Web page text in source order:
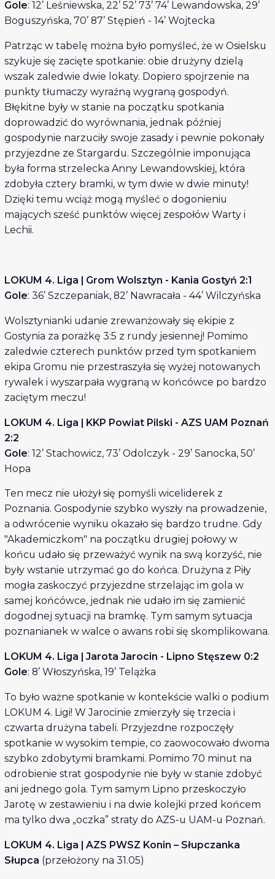
Gole: 12’ Leśniewska, 22’ 52’ 73’ 74’ Lewandowska, 29’
Boguszyńska, 70’ 87’ Stępień - 14’ Wojtecka
Patrząc w tabelę można było pomyśleć, że w Osielsku
szykuje się zacięte spotkanie: obie drużyny dzielą
wszak zaledwie dwie lokaty. Dopiero spojrzenie na
punkty tłumaczy wyraźną wygraną gospodyń.
Błękitne były w stanie na początku spotkania
doprowadzić do wyrównania, jednak później
gospodynie narzuciły swoje zasady i pewnie pokonały
przyjezdne ze Stargardu. Szczególnie imponująca
była forma strzelecka Anny Lewandowskiej, która
zdobyła cztery bramki, w tym dwie w dwie minuty!
Dzięki temu wciąż mogą myśleć o dogonieniu
mających sześć punktów więcej zespołów Warty i
Lechii.
LOKUM 4. Liga | Grom Wolsztyn - Kania Gostyń 2:1
Gole: 36’ Szczepaniak, 82’ Nawracała - 44’ Wilczyńska
Wolsztynianki udanie zrewanżowały się ekipie z
Gostynia za porażkę 3:5 z rundy jesiennej! Pomimo
zaledwie czterech punktów przed tym spotkaniem
ekipa Gromu nie przestraszyła się wyżej notowanych
rywalek i wyszarpała wygraną w końcówce po bardzo
zaciętym meczu!
LOKUM 4. Liga | KKP Powiat Pilski - AZS UAM Poznań
2:2
Gole: 12’ Stachowicz, 73’ Odolczyk - 29’ Sanocka, 50’
Hopa
Ten mecz nie ułożył się pomyśli wiceliderek z
Poznania. Gospodynie szybko wyszły na prowadzenie,
a odwrócenie wyniku okazało się bardzo trudne. Gdy
"Akademiczkom" na początku drugiej połowy w
końcu udało się przeważyć wynik na swą korzyść, nie
były wstanie utrzymać go do końca. Drużyna z Piły
mogła zaskoczyć przyjezdne strzelając im gola w
samej końcówce, jednak nie udało im się zamienić
dogodnej sytuacji na bramkę. Tym samym sytuacja
poznanianek w walce o awans robi się skomplikowana.
LOKUM 4. Liga | Jarota Jarocin - Lipno Stęszew 0:2
Gole: 8’ Włoszyńska, 19’ Telążka
To było ważne spotkanie w kontekście walki o podium
LOKUM 4. Ligi! W Jarocinie zmierzyły się trzecia i
czwarta drużyna tabeli. Przyjezdne rozpoczęły
spotkanie w wysokim tempie, co zaowocowało dwoma
szybko zdobytymi bramkami. Pomimo 70 minut na
odrobienie strat gospodynie nie były w stanie zdobyć
ani jednego gola. Tym samym Lipno przeskoczyło
Jarotę w zestawieniu i na dwie kolejki przed końcem
ma tylko dwa „oczka” straty do AZS-u UAM-u Poznań.
LOKUM 4. Liga | AZS PWSZ Konin – Słupczanka
Słupca (przełożony na 31.05)